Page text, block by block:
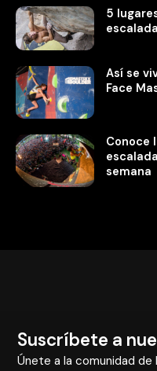
5
Así se
Face
Conoce
semana
Suscríbete a
Únete a la comunidad de